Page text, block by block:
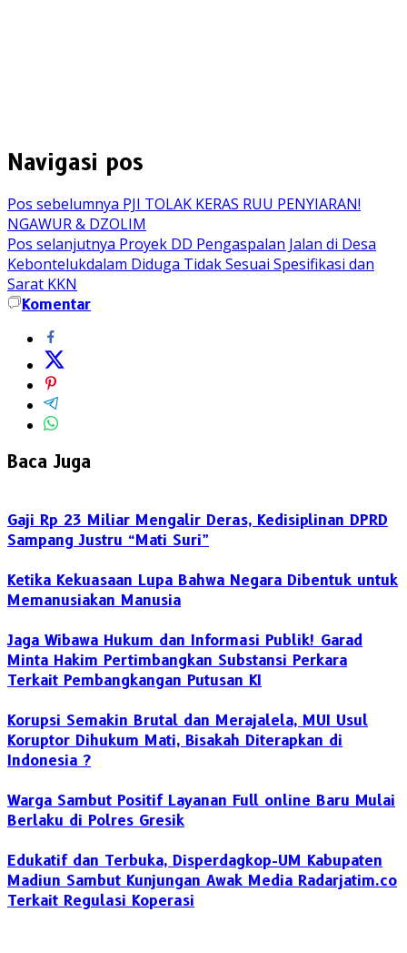
Navigasi pos
Pos sebelumnya PJI TOLAK KERAS RUU PENYIARAN!
NGAWUR & DZOLIM
Pos selanjutnya Proyek DD Pengaspalan Jalan di Desa
Kebontelukdalam Diduga Tidak Sesuai Spesifikasi dan
Sarat KKN
Komentar
Baca Juga
Gaji Rp 23 Miliar Mengalir Deras, Kedisiplinan DPRD
Sampang Justru “Mati Suri”
Ketika Kekuasaan Lupa Bahwa Negara Dibentuk untuk
Memanusiakan Manusia
Jaga Wibawa Hukum dan Informasi Publik! Garad
Minta Hakim Pertimbangkan Substansi Perkara
Terkait Pembangkangan Putusan KI
Korupsi Semakin Brutal dan Merajalela, MUI Usul
Koruptor Dihukum Mati, Bisakah Diterapkan di
Indonesia ?
Warga Sambut Positif Layanan Full online Baru Mulai
Berlaku di Polres Gresik
Edukatif dan Terbuka, Disperdagkop-UM Kabupaten
Madiun Sambut Kunjungan Awak Media Radarjatim.co
Terkait Regulasi Koperasi